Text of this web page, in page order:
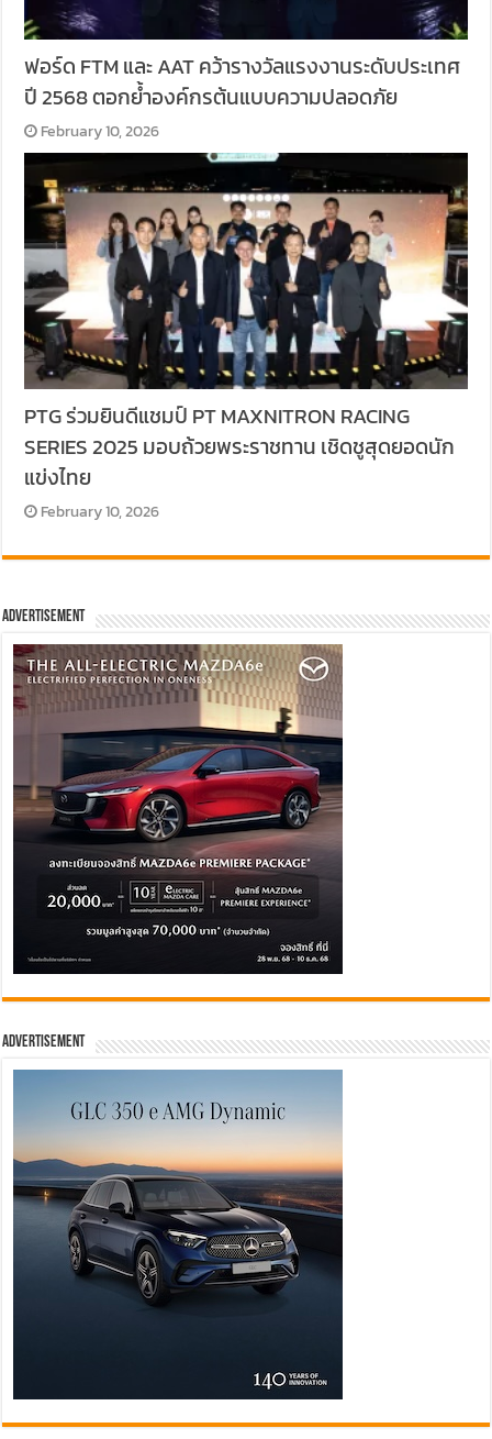
ฟอร์ด FTM และ AAT คว้ารางวัลแรงงานระดับประเทศ
ปี 2568 ตอกย้ำองค์กรต้นแบบความปลอดภัย
February 10, 2026
PTG ร่วมยินดีแชมป์ PT MAXNITRON RACING
SERIES 2025 มอบถ้วยพระราชทาน เชิดชูสุดยอดนัก
แข่งไทย
February 10, 2026
Advertisement
Advertisement